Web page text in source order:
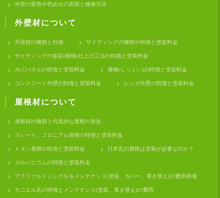
外壁の変色や色あせの原因と補修方法
外壁材について
外壁材の種類と特徴 サイディングの種類や特徴と塗装料金
サイディングの多彩(模様)仕上げ工法の特徴と塗装料金
ALCパネルの特徴と塗装料金 漆喰(しっくい)の特徴と塗装料金
コンクリート外壁の特徴と塗装料金 レンガ外壁の特徴と塗装料金
屋根材について
屋根材の種類と代表的な屋根の形状
スレート、コロニアル屋根の特徴と塗装料金
トタン屋根の特徴と塗装料金 日本瓦の屋根は塗装が必要なのか？
ガルバニウムの特徴と塗装料金
アスファルトシングルをメンテナンス(塗装、カバー、葺き替え)の費用相場
モニエル瓦の特徴とメンテナンス(塗装、葺き替え)の費用